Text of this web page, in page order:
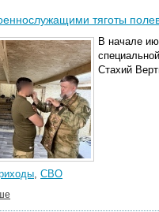
тяготы
В начале
Стахий
, СВО